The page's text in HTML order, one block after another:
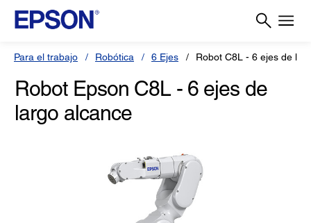
Para el trabajo Robótica 6 Ejes Robot C8L - 6 ejes de
Robot Epson C8L - 6 ejes de
largo alcance